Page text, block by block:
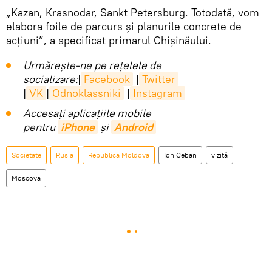
„Kazan, Krasnodar, Sankt Petersburg. Totodată, vom
elabora foile de parcurs și planurile concrete de
acțiuni”, a specificat primarul Chișinăului.
Urmărește-ne pe rețelele de
socializare:| Facebook | Twitter
| VK | Odnoklassniki | Instagram
Accesaţi aplicaţiile mobile
pentru iPhone și Android
Societate Rusia Republica Moldova Ion Ceban vizită
Moscova